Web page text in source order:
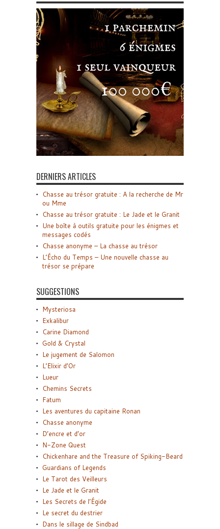
DERNIERS ARTICLES
Chasse au trésor gratuite : A la recherche de Mr
ou Mme
Chasse au trésor gratuite : Le Jade et le Granit
Une boîte à outils gratuite pour les énigmes et
messages codés
Chasse anonyme – La chasse au trésor
L’Écho du Temps – Une nouvelle chasse au
trésor se prépare
SUGGESTIONS
Mysteriosa
Exkalibur
Carine Diamond
Gold & Crystal
Le jugement de Salomon
L’Elixir d’Or
Lueur
Chemins Secrets
Fatum
Les aventures du capitaine Ronan
Chasse anonyme
D’encre et d’or
N-Zone Quest
Chickenhare and the Treasure of Spiking-Beard
Guardians of Legends
Le Tarot des Veilleurs
Le Jade et le Granit
Les Secrets de l’Égide
Le secret du destrier
Dans le sillage de Sindbad